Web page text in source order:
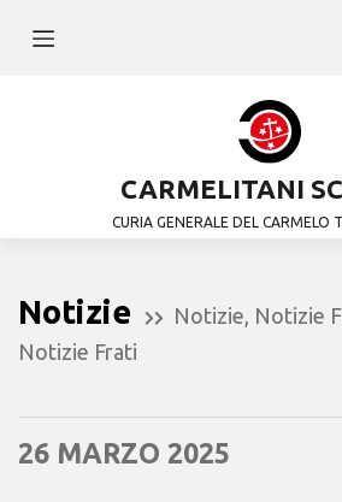
CARMELITANI
CURIA GENERALE DEL CARMELO
Notizie Notizie Notizie
Notizie Frati
26 MARZO 2025